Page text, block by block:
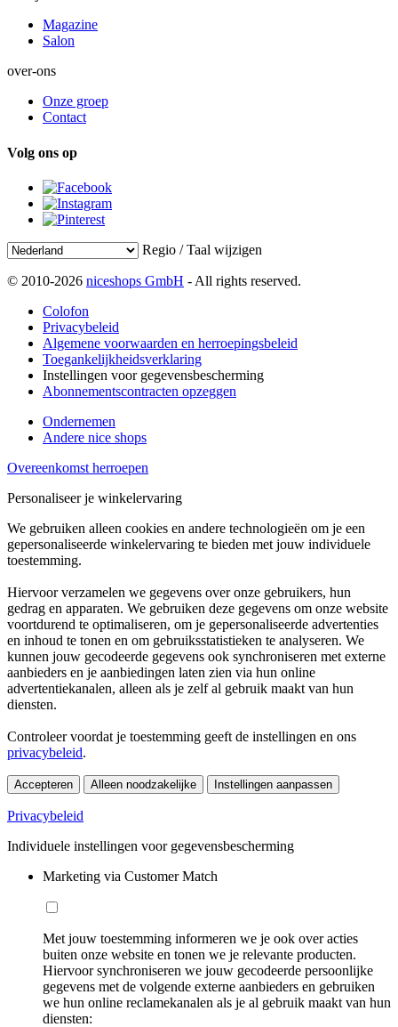
Magazine
Salon
over-ons
Onze groep
Contact
Volg ons op
Regio / Taal wijzigen
© 2010-2026 niceshops GmbH - All rights reserved.
Colofon
Privacybeleid
Algemene voorwaarden en herroepingsbeleid
Toegankelijkheidsverklaring
Instellingen voor gegevensbescherming
Abonnementscontracten opzeggen
Ondernemen
Andere nice shops
Overeenkomst herroepen
Personaliseer je winkelervaring
We gebruiken alleen cookies en andere technologieën om je een
gepersonaliseerde winkelervaring te bieden met jouw individuele
toestemming.
Hiervoor verzamelen we gegevens over onze gebruikers, hun
gedrag en apparaten. We gebruiken deze gegevens om onze website
voortdurend te optimaliseren, om je gepersonaliseerde advertenties
en inhoud te tonen en om gebruiksstatistieken te analyseren. We
kunnen jouw gecodeerde gegevens ook synchroniseren met externe
aanbieders en je aanbiedingen laten zien via hun online
advertentiekanalen, alleen als je zelf al gebruik maakt van hun
diensten.
Controleer voordat je toestemming geeft de instellingen en ons
privacybeleid.
Accepteren Alleen noodzakelijke Instellingen aanpassen
Privacybeleid
Individuele instellingen voor gegevensbescherming
Marketing via Customer Match
Met jouw toestemming informeren we je ook over acties
buiten onze website en tonen we je relevante producten.
Hiervoor synchroniseren we jouw gecodeerde persoonlijke
gegevens met de volgende externe aanbieders en gebruiken
we hun online reclamekanalen als je al gebruik maakt van hun
diensten: